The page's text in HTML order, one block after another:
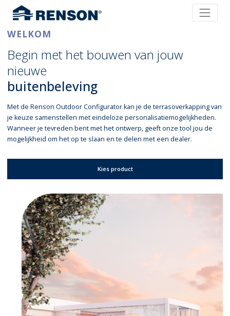
WELKOM
Begin met het bouwen van jouw
nieuwe
buitenbeleving
Met de Renson Outdoor Configurator kan je de terrasoverkapping van
je keuze samenstellen met eindeloze personalisatiemogelijkheden.
Wanneer je tevreden bent met het ontwerp, geeft onze tool jou de
mogelijkheid om het op te slaan en te delen met een dealer.
Kies product